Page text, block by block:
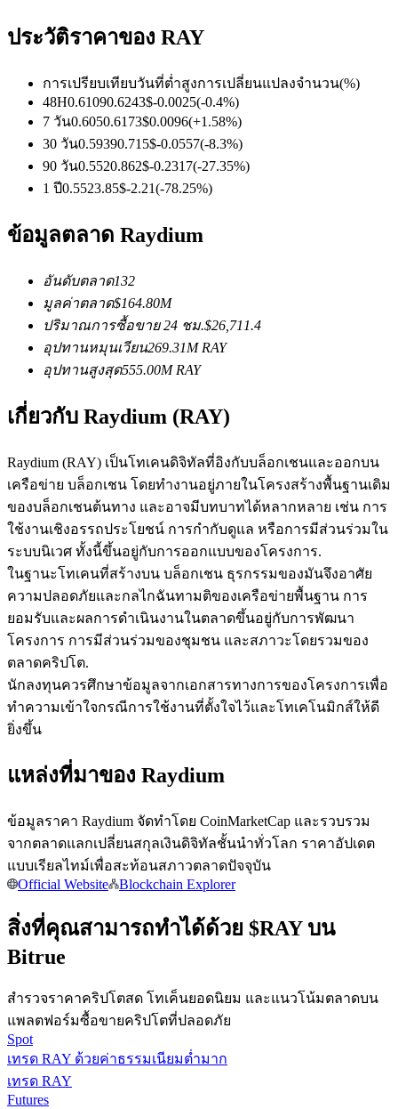
ฟิวเจอร์ส USDC
ฟิวเจอร์สที่ใช้ USDC เป็นหลักประกัน
คัดลอกการซื้อขาย
เข้าร่วมกับเทรดเดอร์ชั้นนำ
เป็นเทรดเดอร์คัดลอก
เพลิดเพลินกับการแบ่งปันผลกำไรและค่าคอมมิชชั่นการคัด
การวิเคราะห์ข้อมูลขนาดใหญ่ รวมถึงข้อมูลการค้า ฯลฯ
แนะนำ
คู่มือเริ่มต้นฟิวเจอร์ส
ประวัติราคาของ RAY
การเปรียบเทียบวันที่ต่ำสูงการเปลี่ยนแปลงจำนวน(%)
48H0.61090.6243$-0.0025(-0.4%)
7 วัน0.6050.6173$0.0096(+1.58%)
30 วัน0.59390.715$-0.0557(-8.3%)
90 วัน0.5520.862$-0.2317(-27.35%)
1 ปี0.5523.85$-2.21(-78.25%)
ข้อมูลตลาด Raydium
อันดับตลาด132
มูลค่าตลาด$164.80M
ปริมาณการซื้อขาย 24 ชม.$26,711.4
อุปทานหมุนเวียน269.31M RAY
อุปทานสูงสุด555.00M RAY
เกี่ยวกับ Raydium (RAY)
Raydium (RAY) เป็นโทเคนดิจิทัลที่อิงกับบล็อกเชนและออกบน
เครือข่าย บล็อกเชน โดยทำงานอยู่ภายในโครงสร้างพื้นฐานเดิม
ของบล็อกเชนต้นทาง และอาจมีบทบาทได้หลากหลาย เช่น การ
ใช้งานเชิงอรรถประโยชน์ การกำกับดูแล หรือการมีส่วนร่วมใน
ระบบนิเวศ ทั้งนี้ขึ้นอยู่กับการออกแบบของโครงการ.
ในฐานะโทเคนที่สร้างบน บล็อกเชน ธุรกรรมของมันจึงอาศัย
ความปลอดภัยและกลไกฉันทามติของเครือข่ายพื้นฐาน การ
ยอมรับและผลการดำเนินงานในตลาดขึ้นอยู่กับการพัฒนา
โครงการ การมีส่วนร่วมของชุมชน และสภาวะโดยรวมของ
ตลาดคริปโต.
นักลงทุนควรศึกษาข้อมูลจากเอกสารทางการของโครงการเพื่อ
ทำความเข้าใจกรณีการใช้งานที่ตั้งใจไว้และโทเคโนมิกส์ให้ดี
ยิ่งขึ้น
แหล่งที่มาของ Raydium
ข้อมูลราคา Raydium จัดทำโดย CoinMarketCap และรวบรวม
จากตลาดแลกเปลี่ยนสกุลเงินดิจิทัลชั้นนำทั่วโลก ราคาอัปเดต
แบบเรียลไทม์เพื่อสะท้อนสภาวตลาดปัจจุบัน
Official Website
Blockchain Explorer
สิ่งที่คุณสามารถทำได้ด้วย $RAY บน
Bitrue
สำรวจราคาคริปโตสด โทเค็นยอดนิยม และแนวโน้มตลาดบน
แพลตฟอร์มซื้อขายคริปโตที่ปลอดภัย
Spot
เทรด RAY ด้วยค่าธรรมเนียมต่ำมาก
เทรด RAY
Futures